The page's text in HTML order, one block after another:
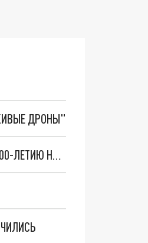
ДРОНЫ"
ЦЕНТРАЛЬНЫЙ БАНК РОССИИ ВЫПУСТИЛ В ОБРАЩЕНИЕ СЕРЕБРЯНУЮ МОНЕТУ К 300-ЛЕТИЮ НИЖНЕГО ТАГИЛА